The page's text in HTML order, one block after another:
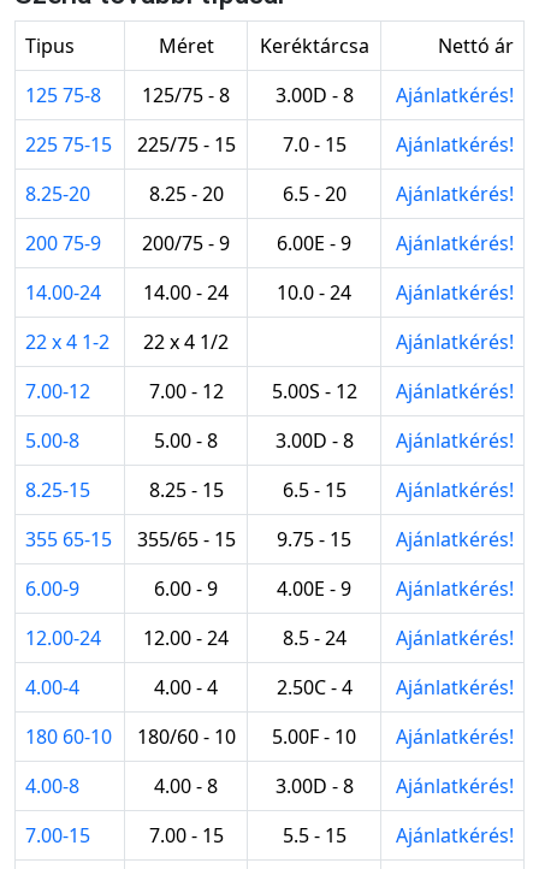
Tipus Méret Keréktárcsa
Nettó ár
125 75-8
125/75 - 8 3.00D - 8
Ajánlatkérés!
225 75-15
225/75 - 15 7.0 - 15
Ajánlatkérés!
8.25-20
8.25 - 20 6.5 - 20
Ajánlatkérés!
200 75-9
200/75 - 9 6.00E - 9
Ajánlatkérés!
14.00-24
14.00 - 24 10.0 - 24
Ajánlatkérés!
22 x 4 1-2
22 x 4 1/2
Ajánlatkérés!
7.00-12
7.00 - 12 5.00S - 12
Ajánlatkérés!
5.00-8
5.00 - 8 3.00D - 8
Ajánlatkérés!
8.25-15
8.25 - 15 6.5 - 15
Ajánlatkérés!
355 65-15
355/65 - 15 9.75 - 15
Ajánlatkérés!
6.00-9
6.00 - 9 4.00E - 9
Ajánlatkérés!
12.00-24
12.00 - 24 8.5 - 24
Ajánlatkérés!
4.00-4
4.00 - 4 2.50C - 4
Ajánlatkérés!
180 60-10
180/60 - 10 5.00F - 10
Ajánlatkérés!
4.00-8
4.00 - 8 3.00D - 8
Ajánlatkérés!
7.00-15
7.00 - 15 5.5 - 15
Ajánlatkérés!